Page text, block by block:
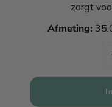
zorgt
Afmeting: